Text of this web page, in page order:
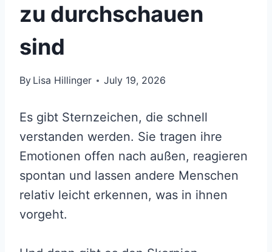
zu durchschauen
sind
By Lisa Hillinger July 19, 2026
Es gibt Sternzeichen, die schnell
verstanden werden. Sie tragen ihre
Emotionen offen nach außen, reagieren
spontan und lassen andere Menschen
relativ leicht erkennen, was in ihnen
vorgeht.